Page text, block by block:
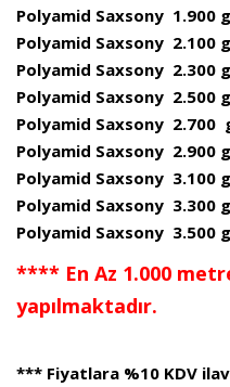
Polyamid Saxsony 1.900
Polyamid Saxsony 2.100
Polyamid Saxsony 2.300
Polyamid Saxsony 2.500
Polyamid Saxsony 2.700
Polyamid Saxsony 2.900
Polyamid Saxsony 3.100
Polyamid Saxsony 3.300
Polyamid Saxsony 3.500
**** En Az 1.000
yapılmaktadır.
*** Fiyatlara %10 KDV